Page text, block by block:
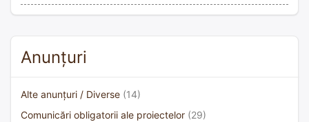
Anunțuri
Alte anunțuri / Diverse (14)
Comunicări obligatorii ale proiectelor (29)